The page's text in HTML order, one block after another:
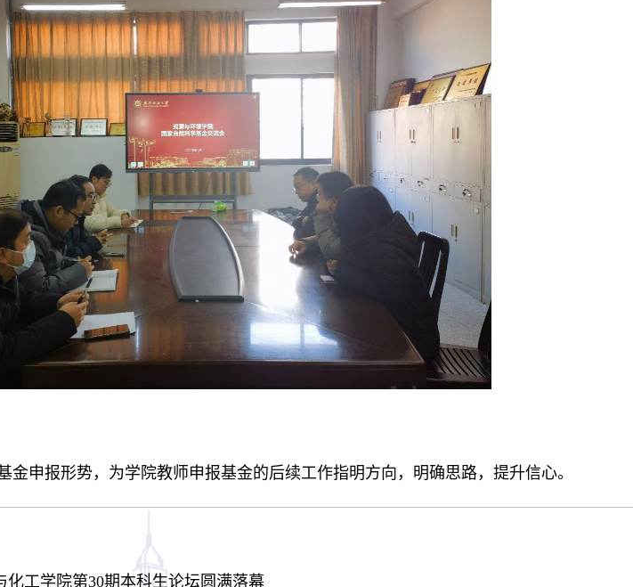
金申报形势，为学院教师申报基金的后续工作指明方向，明确思路，提升信心。
化工学院第30期本科生论坛圆满落幕